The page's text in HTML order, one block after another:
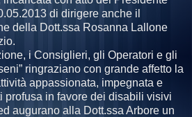
di dirigere anche il
della Dott.ssa Rosanna Lallone
i Consiglieri, gli Operatori e gli
ringraziano con grande affetto la
appassionata, impegnata e
profusa in favore dei disabili visivi
augurano alla Dott.ssa Arbore un